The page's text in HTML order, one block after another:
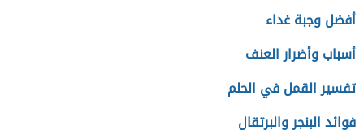
أفضل وجبة غداء
أسباب وأضرار العنف
تفسير القمل في الحلم
فوائد البنجر والبرتقال